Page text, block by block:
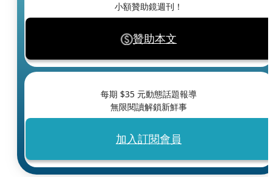
小額贊助鏡週刊！
贊助本文
每期 $35 元動態話題報導
無限閱讀解鎖新鮮事
加入訂閱會員